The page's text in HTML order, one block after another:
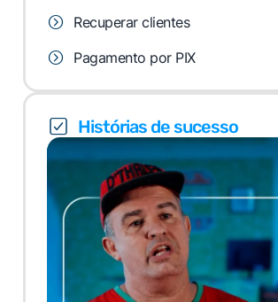
Recuperar clientes
Pagamento por PIX
Histórias de sucesso